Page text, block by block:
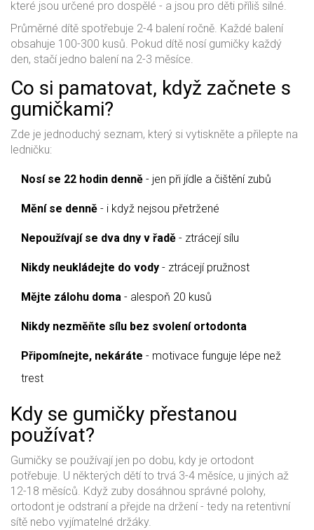
které jsou určené pro dospělé - a jsou pro děti příliš silné.
Průměrné dítě spotřebuje 2-4 balení ročně. Každé balení
obsahuje 100-300 kusů. Pokud dítě nosí gumičky každý
den, stačí jedno balení na 2-3 měsíce.
Co si pamatovat, když začnete s
gumičkami?
Zde je jednoduchý seznam, který si vytiskněte a přilepte na
ledničku:
Nosí se 22 hodin denně - jen při jídle a čištění zubů
Mění se denně - i když nejsou přetržené
Nepoužívají se dva dny v řadě - ztrácejí sílu
Nikdy neukládejte do vody - ztrácejí pružnost
Mějte zálohu doma - alespoň 20 kusů
Nikdy nezměňte sílu bez svolení ortodonta
Připomínejte, nekáráte - motivace funguje lépe než
trest
Kdy se gumičky přestanou
používat?
Gumičky se používají jen po dobu, kdy je ortodont
potřebuje. U některých dětí to trvá 3-4 měsíce, u jiných až
12-18 měsíců. Když zuby dosáhnou správné polohy,
ortodont je odstraní a přejde na držení - tedy na retentivní
sítě nebo vyjímatelné držáky.